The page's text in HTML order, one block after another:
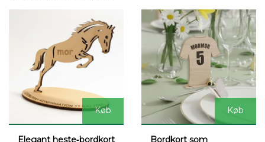
Køb
Elegant heste‑bordkort
Køb
Bordkort som